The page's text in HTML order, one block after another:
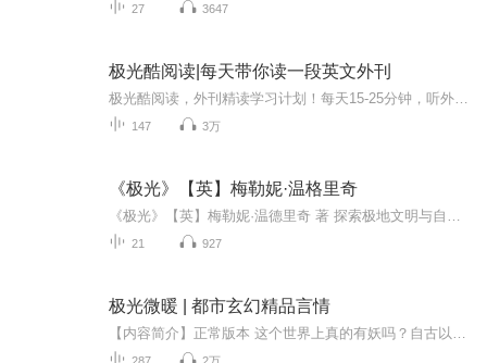
27 3647
极光酷阅读|每天带你读一段英文外刊
147 3万
《极光》【英】梅勒妮·温格里奇
21 927
极光微暖 | 都市玄幻精品言情